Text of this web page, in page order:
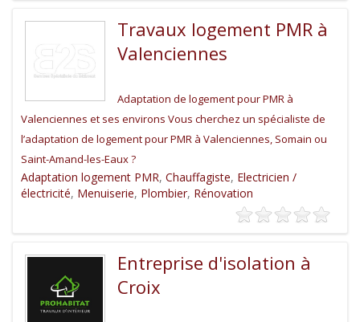
Travaux logement PMR à
Valenciennes
Adaptation de logement pour PMR à
Valenciennes et ses environs Vous cherchez un spécialiste de
l’adaptation de logement pour PMR à Valenciennes, Somain ou
Saint-Amand-les-Eaux ?
Adaptation logement PMR, Chauffagiste, Electricien /
électricité, Menuiserie, Plombier, Rénovation
Entreprise d'isolation à
Croix